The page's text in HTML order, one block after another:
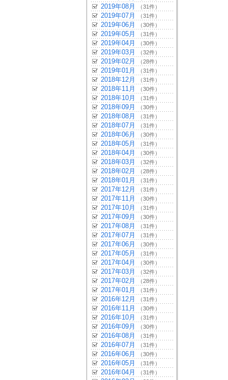
2019年08月 （31件）
2019年07月 （31件）
2019年06月 （30件）
2019年05月 （31件）
2019年04月 （30件）
2019年03月 （32件）
2019年02月 （28件）
2019年01月 （31件）
2018年12月 （31件）
2018年11月 （30件）
2018年10月 （31件）
2018年09月 （30件）
2018年08月 （31件）
2018年07月 （31件）
2018年06月 （30件）
2018年05月 （31件）
2018年04月 （30件）
2018年03月 （32件）
2018年02月 （28件）
2018年01月 （31件）
2017年12月 （31件）
2017年11月 （30件）
2017年10月 （31件）
2017年09月 （30件）
2017年08月 （31件）
2017年07月 （31件）
2017年06月 （30件）
2017年05月 （31件）
2017年04月 （30件）
2017年03月 （32件）
2017年02月 （28件）
2017年01月 （31件）
2016年12月 （31件）
2016年11月 （30件）
2016年10月 （31件）
2016年09月 （30件）
2016年08月 （31件）
2016年07月 （31件）
2016年06月 （30件）
2016年05月 （31件）
2016年04月 （31件）